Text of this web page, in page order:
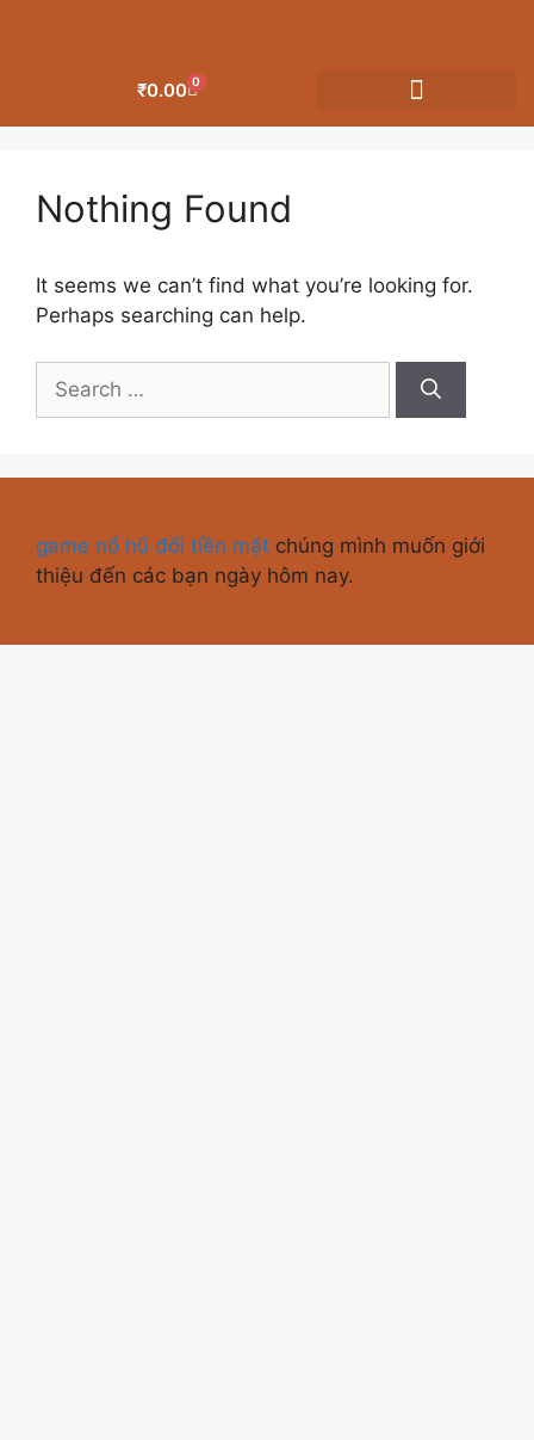
₹0.00 0
Nothing Found
It seems we can’t find what you’re looking for.
Perhaps searching can help.
game nổ hũ đổi tiền mặt chúng mình muốn giới
thiệu đến các bạn ngày hôm nay.